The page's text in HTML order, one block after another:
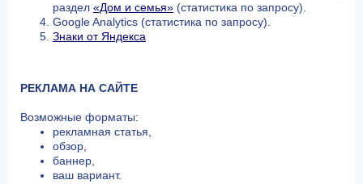
раздел «Дом и семья» (статистика по запросу).
Google Analytics (статистика по запросу).
Знаки от Яндекса
РЕКЛАМА НА САЙТЕ
Возможные форматы:
рекламная статья,
обзор,
баннер,
ваш вариант.